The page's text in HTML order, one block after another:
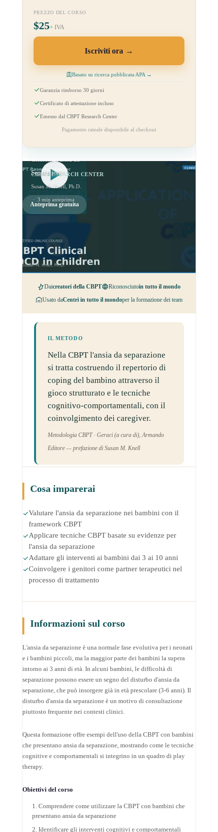
PREZZO DEL CORSO
$25+ IVA
Iscriviti ora
Basato su ricerca pubblicata APA →
Garanzia rimborso 30 giorni
Certificato di attestazione incluso
Emesso dal CBPT Research Center
Pagamento rateale disponibile al checkout
CBPT RESEARCH CENTER
Anteprima gratuita
CBPT Applicazioni
Separazione
Susan M. Knell, Ph.D.
· 3 min anteprima
Daicreatori della CBPT Riconosciutoin tutto il mondo
Usato daCentri in tutto il mondoper la formazione dei team
IL METODO
Nella CBPT l'ansia da separazione
si tratta costruendo il repertorio di
coping del bambino attraverso il
gioco strutturato e le tecniche
cognitivo-comportamentali, con il
coinvolgimento dei caregiver.
Metodologia CBPT · Geraci (a cura di), Armando
Editore — prefazione di Susan M. Knell
Cosa imparerai
Valutare l'ansia da separazione nei bambini con il
framework CBPT
Applicare tecniche CBPT basate su evidenze per
l'ansia da separazione
Adattare gli interventi ai bambini dai 3 ai 10 anni
Coinvolgere i genitori come partner terapeutici nel
processo di trattamento
Informazioni sul corso
L'ansia da separazione è una normale fase evolutiva per i neonati
e i bambini piccoli, ma la maggior parte dei bambini la supera
intorno ai 3 anni di età. In alcuni bambini, le difficoltà di
separazione possono essere un segno del disturbo d'ansia da
separazione, che può insorgere già in età prescolare (3-6 anni). Il
disturbo d'ansia da separazione è un motivo di consultazione
piuttosto frequente nei contesti clinici.
Questa formazione offre esempi dell'uso della CBPT con bambini
che presentano ansia da separazione, mostrando come le tecniche
cognitive e comportamentali si integrino in un quadro di play
therapy.
Obiettivi del corso
Comprendere come utilizzare la CBPT con bambini che
presentano ansia da separazione
Identificare gli interventi cognitivi e comportamentali